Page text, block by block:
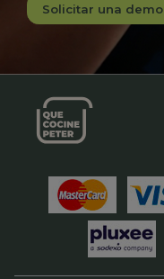
Solicitar una demo